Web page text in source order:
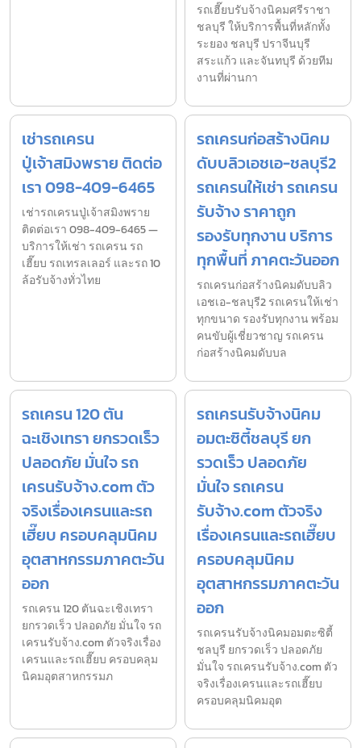
รถเฮี๊ยบรับจ้างนิคมศรีราชา
ชลบุรี ให้บริการพื้นที่หลักทั้ง
ระยอง ชลบุรี ปราจีนบุรี
สระแก้ว และจันทบุรี ด้วยทีม
งานที่ผ่านกา
เช่ารถเครน
ปู่เจ้าสมิงพราย ติดต่อ
เรา 098-409-6465
เช่ารถเครนปู่เจ้าสมิงพราย
ติดต่อเรา 098-409-6465 —
บริการให้เช่า รถเครน รถ
เฮี๊ยบ รถเทรลเลอร์ และรถ 10
ล้อรับจ้างทั่วไทย
รถเครนก่อสร้างนิคม
ดับบลิวเอชเอ-ชลบุรี2
รถเครนให้เช่า รถเครน
รับจ้าง ราคาถูก
รองรับทุกงาน บริการ
ทุกพื้นที่ ภาคตะวันออก
รถเครนก่อสร้างนิคมดับบลิว
เอชเอ-ชลบุรี2 รถเครนให้เช่า
ทุกขนาด รองรับทุกงาน พร้อม
คนขับผู้เชี่ยวชาญ รถเครน
ก่อสร้างนิคมดับบล
รถเครน 120 ตัน
ฉะเชิงเทรา ยกรวดเร็ว
ปลอดภัย มั่นใจ รถ
เครนรับจ้าง.com ตัว
จริงเรื่องเครนและรถ
เฮี๊ยบ ครอบคลุมนิคม
อุตสาหกรรมภาคตะวัน
ออก
รถเครน 120 ตันฉะเชิงเทรา
ยกรวดเร็ว ปลอดภัย มั่นใจ รถ
เครนรับจ้าง.com ตัวจริงเรื่อง
เครนและรถเฮี๊ยบ ครอบคลุม
นิคมอุตสาหกรรมภ
รถเครนรับจ้างนิคม
อมตะซิตี้ชลบุรี ยก
รวดเร็ว ปลอดภัย
มั่นใจ รถเครน
รับจ้าง.com ตัวจริง
เรื่องเครนและรถเฮี๊ยบ
ครอบคลุมนิคม
อุตสาหกรรมภาคตะวัน
ออก
รถเครนรับจ้างนิคมอมตะซิตี้
ชลบุรี ยกรวดเร็ว ปลอดภัย
มั่นใจ รถเครนรับจ้าง.com ตัว
จริงเรื่องเครนและรถเฮี๊ยบ
ครอบคลุมนิคมอุต